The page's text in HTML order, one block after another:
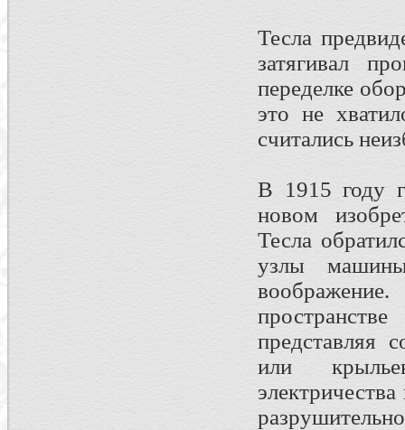
Тесла
затягивал
переделке
это не
считались
В 1915 году
новом
Тесла
узлы
представляя
или